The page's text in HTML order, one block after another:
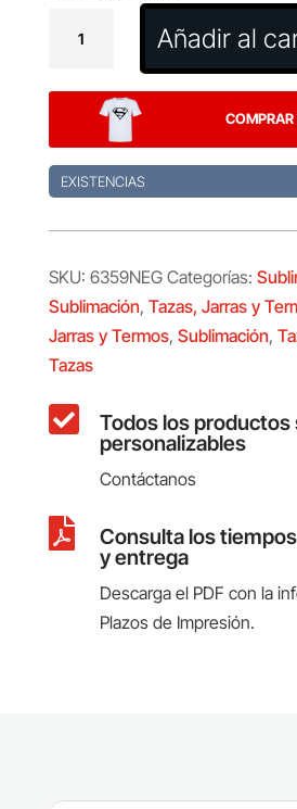
Sublimación
cantidad
Añadir al
EXISTENCIAS
SKU: 6359NEG Categorías:
Sublimación, Tazas, Jarras y
Jarras y Termos, Sublimación,
Tazas
 Todos los productos
personalizables
Contáctanos
 Consulta los
y entrega
Descarga el PDF con la
Plazos de Impresión.